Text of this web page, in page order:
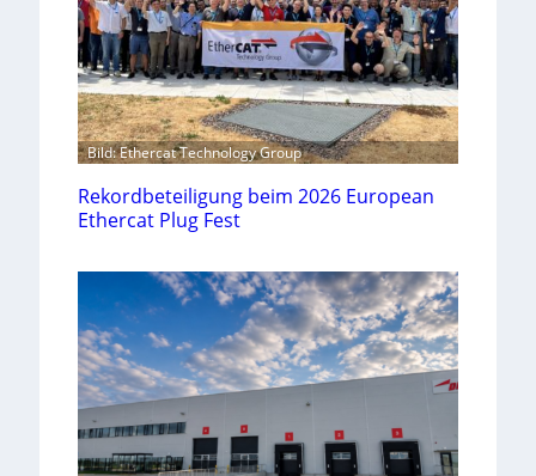
Bild: Ethercat Technology Group
Rekordbeteiligung beim 2026 European
Ethercat Plug Fest